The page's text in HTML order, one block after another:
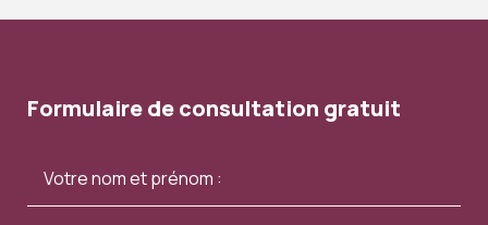
Formulaire de consultation gratuit